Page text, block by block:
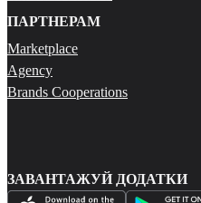
ПАРТНЕРАМ
Marketplace
Agency
Brands Cooperations
ЗАВАНТАЖУЙ ДОДАТКИ